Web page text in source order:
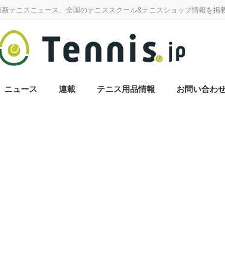
テニスニュース、全国のテニススクール&テニスショップ情報を掲
ニュース 連載 テニス用品情報 お問い合わ